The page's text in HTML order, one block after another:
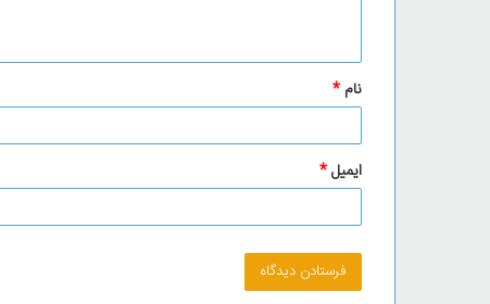
*
نام *
ایمیل*